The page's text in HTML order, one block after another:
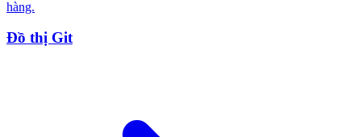
hàng.
Đồ thị Git